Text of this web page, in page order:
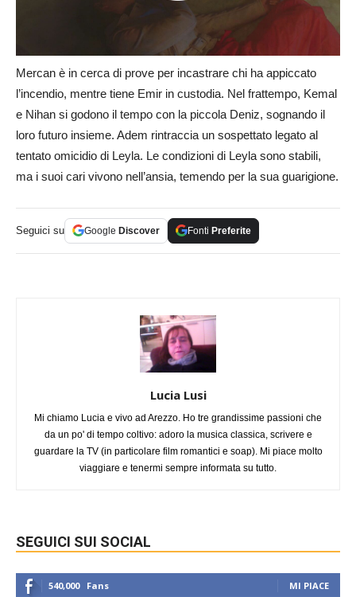
Mercan è in cerca di prove per incastrare chi ha appiccato
l’incendio, mentre tiene Emir in custodia. Nel frattempo, Kemal
e Nihan si godono il tempo con la piccola Deniz, sognando il
loro futuro insieme. Adem rintraccia un sospettato legato al
tentato omicidio di Leyla. Le condizioni di Leyla sono stabili,
ma i suoi cari vivono nell’ansia, temendo per la sua guarigione.
Seguici su Google Discover Fonti Preferite
Lucia Lusi
Mi chiamo Lucia e vivo ad Arezzo. Ho tre grandissime passioni che
da un po' di tempo coltivo: adoro la musica classica, scrivere e
guardare la TV (in particolare film romantici e soap). Mi piace molto
viaggiare e tenermi sempre informata su tutto.
SEGUICI SUI SOCIAL
540,000 Fans MI PIACE